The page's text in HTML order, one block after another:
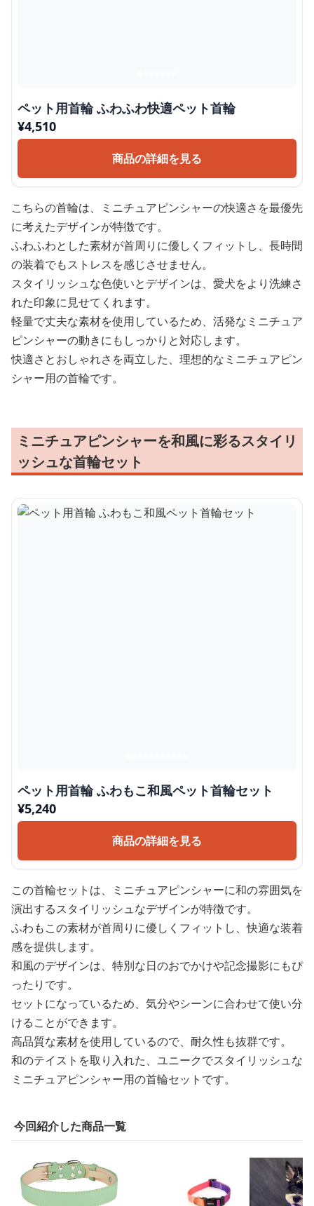
ペット用首輪 ふわふわ快適ペット首輪
¥4,510
商品の詳細を見る
こちらの首輪は、ミニチュアピンシャーの快適さを最優先
に考えたデザインが特徴です。
ふわふわとした素材が首周りに優しくフィットし、長時間
の装着でもストレスを感じさせません。
スタイリッシュな色使いとデザインは、愛犬をより洗練さ
れた印象に見せてくれます。
軽量で丈夫な素材を使用しているため、活発なミニチュア
ピンシャーの動きにもしっかりと対応します。
快適さとおしゃれさを両立した、理想的なミニチュアピン
シャー用の首輪です。
ミニチュアピンシャーを和風に彩るスタイリ
ッシュな首輪セット
ペット用首輪 ふわもこ和風ペット首輪セット
¥5,240
商品の詳細を見る
この首輪セットは、ミニチュアピンシャーに和の雰囲気を
演出するスタイリッシュなデザインが特徴です。
ふわもこの素材が首周りに優しくフィットし、快適な装着
感を提供します。
和風のデザインは、特別な日のおでかけや記念撮影にもぴ
ったりです。
セットになっているため、気分やシーンに合わせて使い分
けることができます。
高品質な素材を使用しているので、耐久性も抜群です。
和のテイストを取り入れた、ユニークでスタイリッシュな
ミニチュアピンシャー用の首輪セットです。
今回紹介した商品一覧